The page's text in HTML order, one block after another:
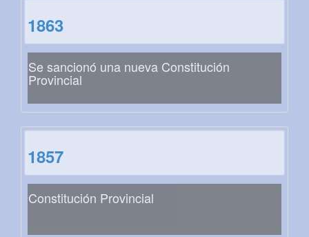
1863
Se sancionó una nueva Constitución
Provincial
1857
Constitución Provincial